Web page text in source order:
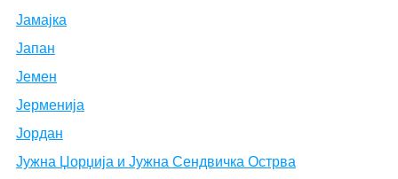
Јамајка
Јапан
Јемен
Јерменија
Јордан
Јужна Џорџија и Јужна Сендвичка Острва